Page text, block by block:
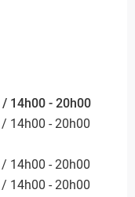
14h00 - 20h00
14h00 - 20h00
14h00 - 20h00
14h00 - 20h00